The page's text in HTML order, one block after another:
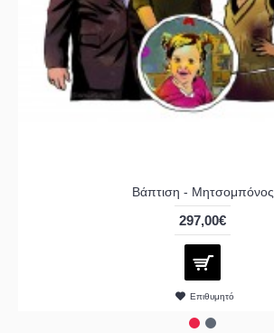
Βάπτιση - Μητσομπόνος
297,00€
Επιθυμητό